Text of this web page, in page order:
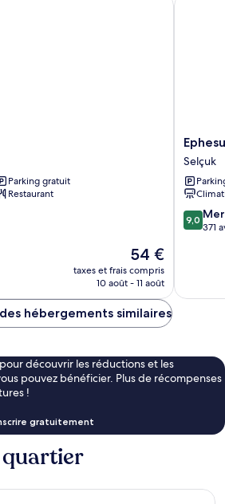
Parking gratuit
Restaurant
Le
nouveau
prix
de
54 €
taxes et frais compris
10 août - 11 août
Ephesus
Nobel
Otel
Selçuk
Selçuk
9.0
sur
9,0
371
hébergements similaires
découvrir les réductions et les
pouvez bénéficier. Plus de récompenses
!
gratuitement